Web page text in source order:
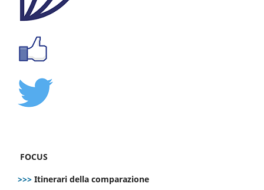
FOCUS
>>> Itinerari della comparazione